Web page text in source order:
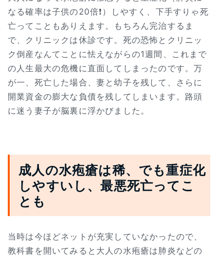
なる確率は子供の20倍❗）しやすく、下手すりゃ死
亡ってこともありえます。もちろん完治するま
で、クリニックは休診です。死の恐怖とクリニッ
ク倒産なんてことに怯えながらの1週間、これまで
の人生最大の危機に直面してしまったのです。万
が一、死亡した場合、妻と幼子を残して、さらに
開業資金の膨大な負債を残してしまいます。路頭
に迷う妻子が脳裏に浮かびました。
成人の水疱瘡は稀、でも重症化
しやすいし、最悪死亡ってこ
とも
当時は今ほどネットが充実していなかったので、
教科書を開いてみると大人の水疱瘡は肺炎などの